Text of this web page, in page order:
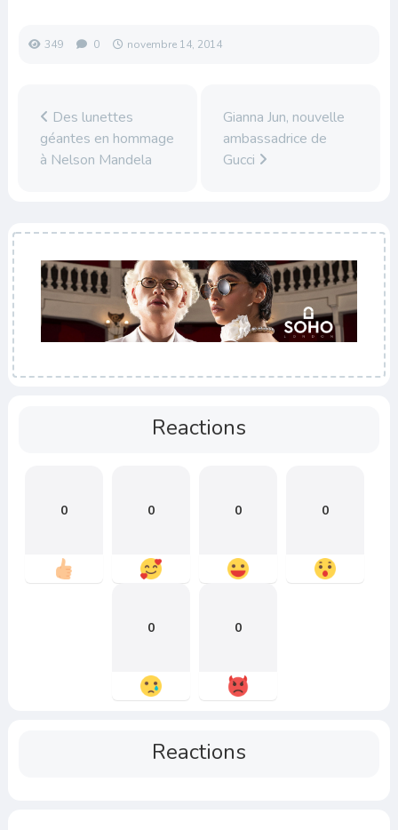
349 0 novembre 14, 2014
Des lunettes
géantes en hommage
à Nelson Mandela
Gianna Jun, nouvelle
ambassadrice de
Gucci
Reactions
0 0 0 0
0 0
Reactions